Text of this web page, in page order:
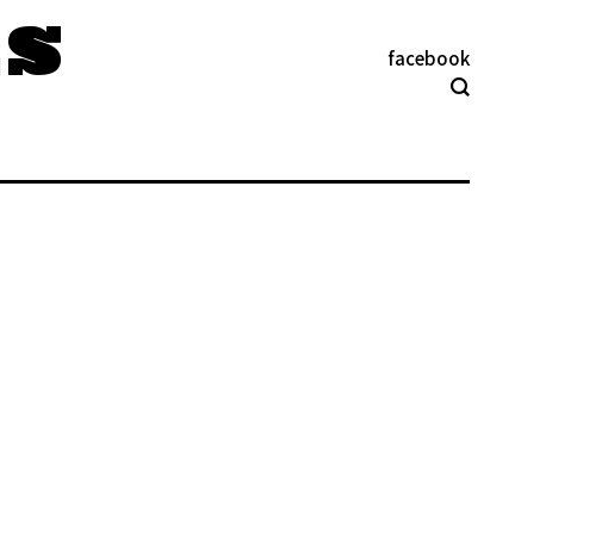
facebook